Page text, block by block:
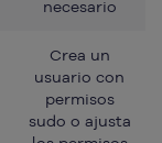
necesario
Crea un
usuario con
permisos
sudo o ajusta